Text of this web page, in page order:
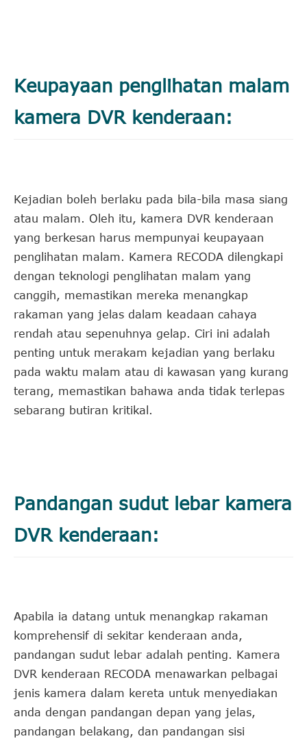
Keupayaan penglihatan malam
kamera DVR kenderaan:
Kejadian boleh berlaku pada bila-bila masa siang
atau malam. Oleh itu, kamera DVR kenderaan
yang berkesan harus mempunyai keupayaan
penglihatan malam. Kamera RECODA dilengkapi
dengan teknologi penglihatan malam yang
canggih, memastikan mereka menangkap
rakaman yang jelas dalam keadaan cahaya
rendah atau sepenuhnya gelap. Ciri ini adalah
penting untuk merakam kejadian yang berlaku
pada waktu malam atau di kawasan yang kurang
terang, memastikan bahawa anda tidak terlepas
sebarang butiran kritikal.
Pandangan sudut lebar kamera
DVR kenderaan:
Apabila ia datang untuk menangkap rakaman
komprehensif di sekitar kenderaan anda,
pandangan sudut lebar adalah penting. Kamera
DVR kenderaan RECODA menawarkan pelbagai
jenis kamera dalam kereta untuk menyediakan
anda dengan pandangan depan yang jelas,
pandangan belakang, dan pandangan sisi